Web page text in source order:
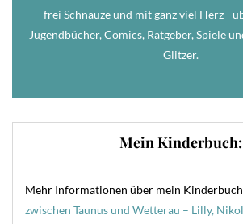
frei Schnauze und mit ganz viel Herz -
Jugendbücher, Comics, Ratgeber, Spiele
Glitzer.
Mein Kinderbuch:
Mehr Informationen über mein Kinderbuch
zwischen Taunus und Wetterau – Lilly,